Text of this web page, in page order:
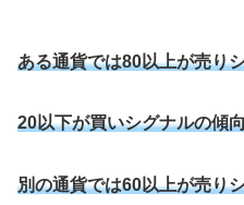
ある通貨では80以上が売り
20以下が買いシグナルの傾
別の通貨では60以上が売り